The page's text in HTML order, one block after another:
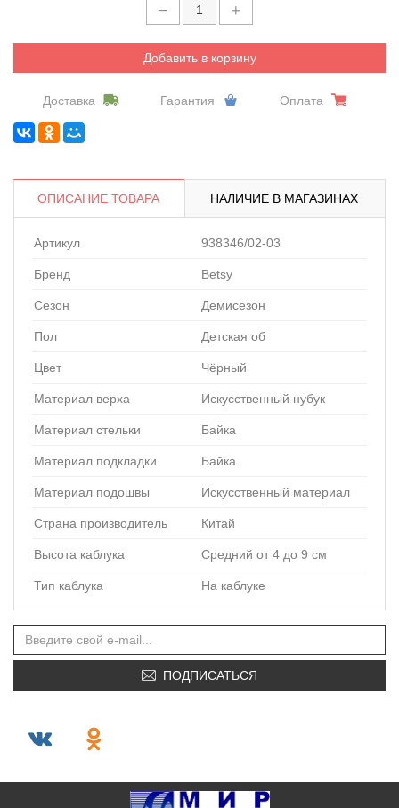
Добавить в корзину
Доставка Гарантия Оплата
ОПИСАНИЕ ТОВАРА НАЛИЧИЕ В МАГАЗИНАХ
Артикул 938346/02-03
Бренд Betsy
Сезон Демисезон
Пол Детская об
Цвет Чёрный
Материал верха Искусственный нубук
Материал стельки Байка
Материал подкладки Байка
Материал подошвы Искусственный материал
Страна производитель Китай
Высота каблука Средний от 4 до 9 см
Тип каблука На каблуке
ПОДПИСАТЬСЯ